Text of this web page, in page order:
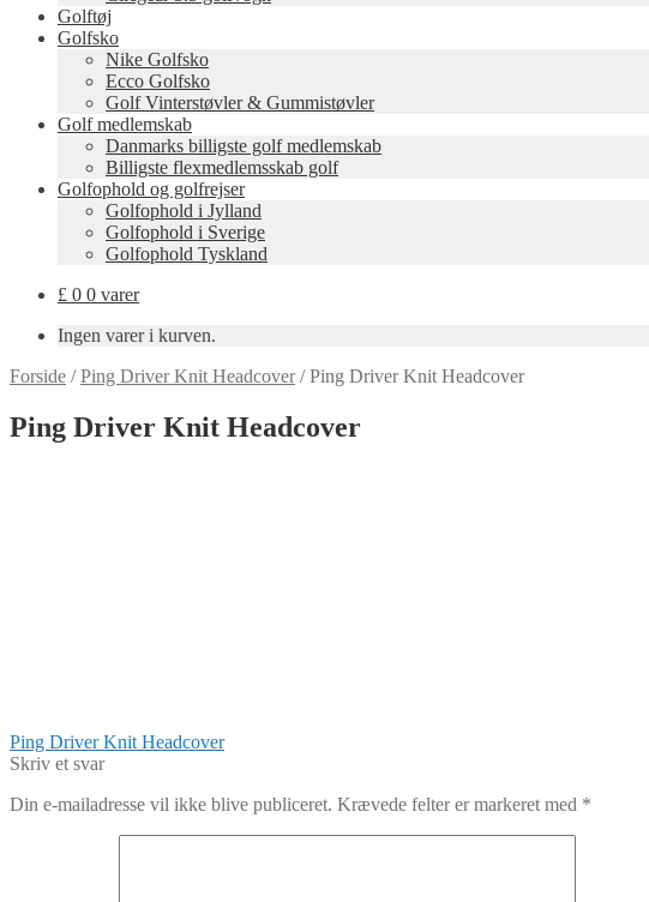
Golftøj
Golfsko
Nike Golfsko
Ecco Golfsko
Golf Vinterstøvler & Gummistøvler
Golf medlemskab
Danmarks billigste golf medlemskab
Billigste flexmedlemsskab golf
Golfophold og golfrejser
Golfophold i Jylland
Golfophold i Sverige
Golfophold Tyskland
£ 0 0 varer
Ingen varer i kurven.
Forside /Ping Driver Knit Headcover/Ping Driver Knit Headcover
Ping Driver Knit Headcover
Indlægsnavigation
Forrige
indlæg:
Ping Driver Knit Headcover
Skriv et svar
Din e-mailadresse vil ikke blive publiceret. Krævede felter er markeret med *